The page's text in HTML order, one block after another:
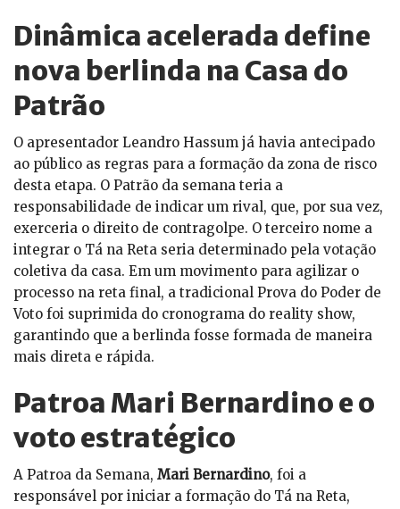
Dinâmica acelerada define
nova berlinda na Casa do
Patrão
O apresentador Leandro Hassum já havia antecipado
ao público as regras para a formação da zona de risco
desta etapa. O Patrão da semana teria a
responsabilidade de indicar um rival, que, por sua vez,
exerceria o direito de contragolpe. O terceiro nome a
integrar o Tá na Reta seria determinado pela votação
coletiva da casa. Em um movimento para agilizar o
processo na reta final, a tradicional Prova do Poder de
Voto foi suprimida do cronograma do reality show,
garantindo que a berlinda fosse formada de maneira
mais direta e rápida.
Patroa Mari Bernardino e o
voto estratégico
A Patroa da Semana, Mari Bernardino, foi a
responsável por iniciar a formação do Tá na Reta,